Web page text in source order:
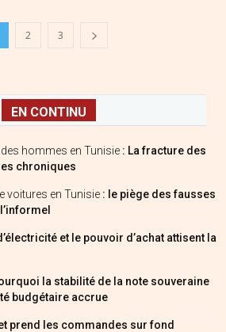
2 3
EN CONTINU
hommes en Tunisie : La fracture des
chroniques
voitures en Tunisie : le piège des fausses
et le pouvoir d’achat attisent la
la stabilité de la note souveraine
budgétaire accrue
prend les commandes sur fond